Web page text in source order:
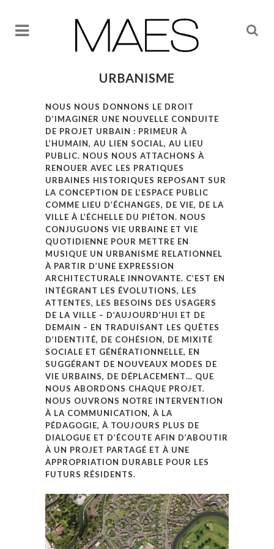
URBANISME
NOUS NOUS DONNONS LE DROIT
D’IMAGINER UNE NOUVELLE CONDUITE
DE PROJET URBAIN : PRIMEUR À
L’HUMAIN, AU LIEN SOCIAL, AU LIEU
PUBLIC. NOUS NOUS ATTACHONS À
RENOUER AVEC LES PRATIQUES
URBAINES HISTORIQUES REPOSANT SUR
LA CONCEPTION DE L’ESPACE PUBLIC
COMME LIEU D’ÉCHANGES, DE VIE, DE LA
VILLE À L’ÉCHELLE DU PIÉTON. NOUS
CONJUGUONS VIE URBAINE ET VIE
QUOTIDIENNE POUR METTRE EN
MUSIQUE UN URBANISME RELATIONNEL
À PARTIR D’UNE EXPRESSION
ARCHITECTURALE INNOVANTE. C’EST EN
INTÉGRANT LES ÉVOLUTIONS, LES
ATTENTES, LES BESOINS DES USAGERS
DE LA VILLE – D’AUJOURD’HUI ET DE
DEMAIN – EN TRADUISANT LES QUÊTES
D’IDENTITÉ, DE COHÉSION, DE MIXITÉ
SOCIALE ET GÉNÉRATIONNELLE, EN
SUGGÉRANT DE NOUVEAUX MODES DE
VIE URBAINS, DE DÉPLACEMENT… QUE
NOUS ABORDONS CHAQUE PROJET.
NOUS OUVRONS NOTRE INTERVENTION
À LA COMMUNICATION, À LA
PÉDAGOGIE, À TOUJOURS PLUS DE
DIALOGUE ET D’ÉCOUTE AFIN D’ABOUTIR
À UN PROJET PARTAGÉ ET À UNE
APPROPRIATION DURABLE POUR LES
FUTURS RÉSIDENTS.